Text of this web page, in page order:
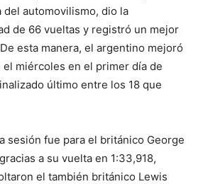
del automovilismo, dio la
de 66 vueltas y registró un mejor
esta manera, el argentino mejoró
miércoles en el primer día de
último entre los 18 que
sesión fue para el británico George
a su vuelta en 1:33,918,
el también británico Lewis